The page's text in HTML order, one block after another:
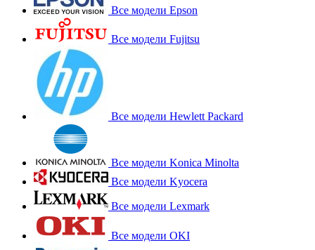
Все модели Epson
Все модели Fujitsu
Все модели Hewlett Packard
Все модели Konica Minolta
Все модели Kyocera
Все модели Lexmark
Все модели OKI